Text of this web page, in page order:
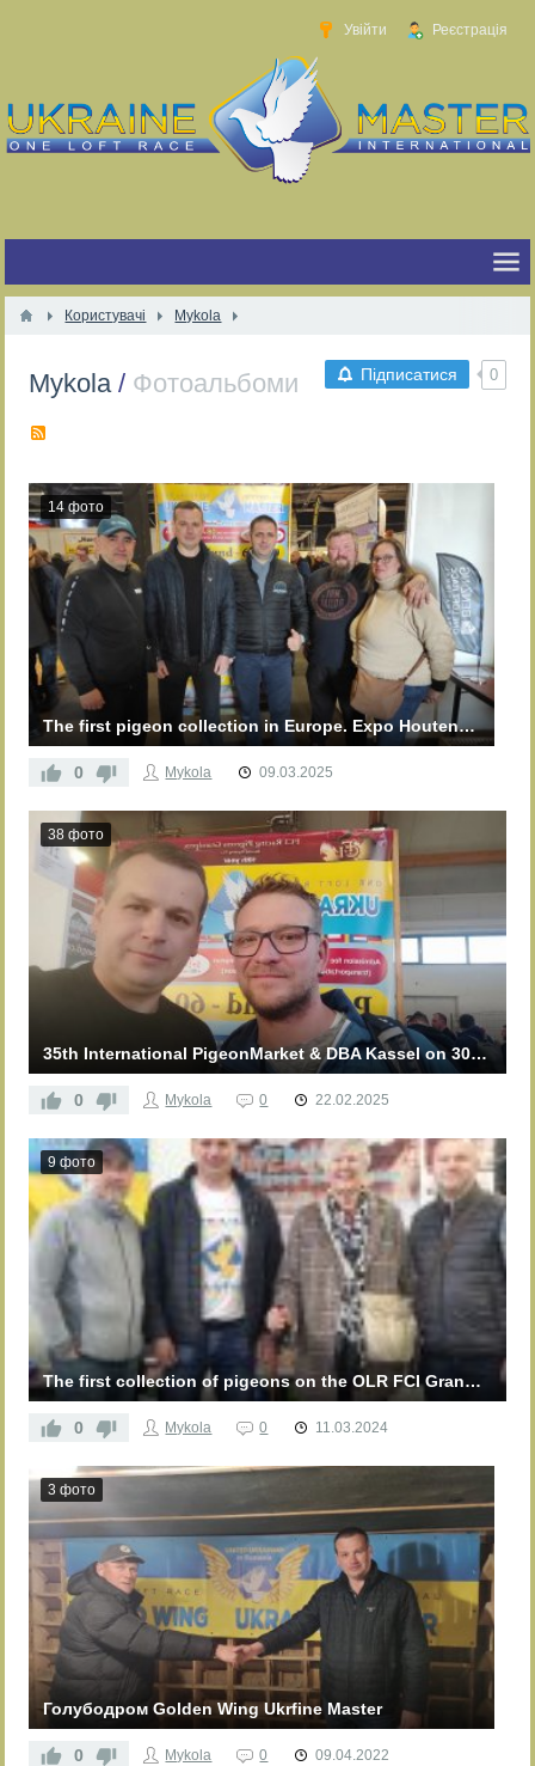
Увійти Реєстрація
Користувачі Mykola
Підписатися 0
Mykola/ Фотоальбоми
14 фото
The first pigeon collection in Europe. Expo Houten 2025
0 Mykola 09.03.2025
38 фото
35th International PigeonMarket & DBA Kassel on 30.11.2024. OLR FCI GrandPrix "Ukraine Master" 2024
0 Mykola 0 22.02.2025
9 фото
The first collection of pigeons on the OLR FCI GrandPrix "Ukraine Master" 2024
0 Mykola 0 11.03.2024
3 фото
Голубодром Golden Wing Ukrfine Master
0 Mykola 0 09.04.2022